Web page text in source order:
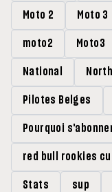
Moto 2 Moto 3
moto2 Moto3
National
Pilotes Belges
Pourquoi
red bull rookies
Stats sup